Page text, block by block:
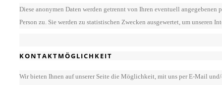
Diese anonymen Daten werden getrennt von Ihren eventuell angegebenen
Person zu. Sie werden zu statistischen Zwecken ausgewertet, um unseren
KONTAKTMÖGLICHKEIT
Wir bieten Ihnen auf unserer Seite die Möglichkeit, mit uns per E-Mail